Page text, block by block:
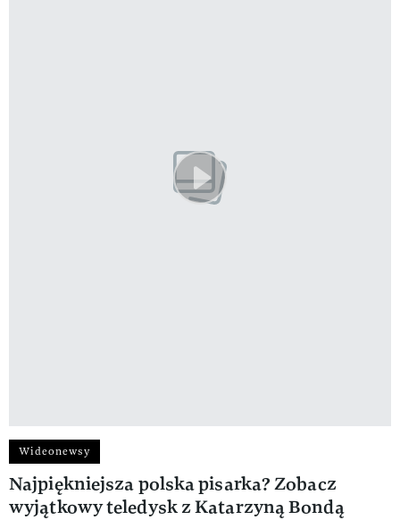
Wideonewsy
Najpiękniejsza polska pisarka? Zobacz
wyjątkowy teledysk z Katarzyną Bondą